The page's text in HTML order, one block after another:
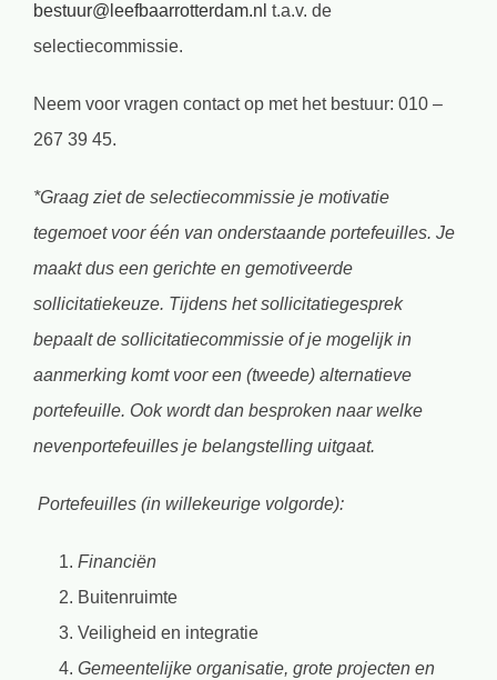
bestuur@leefbaarrotterdam.nl t.a.v. de
selectiecommissie.
Neem voor vragen contact op met het bestuur: 010 –
267 39 45.
*Graag ziet de selectiecommissie je motivatie
tegemoet voor één van onderstaande portefeuilles. Je
maakt dus een gerichte en gemotiveerde
sollicitatiekeuze. Tijdens het sollicitatiegesprek
bepaalt de sollicitatiecommissie of je mogelijk in
aanmerking komt voor een (tweede) alternatieve
portefeuille. Ook wordt dan besproken naar welke
nevenportefeuilles je belangstelling uitgaat.
Portefeuilles (in willekeurige volgorde):
Financiën
Buitenruimte
Veiligheid en integratie
Gemeentelijke organisatie, grote projecten en